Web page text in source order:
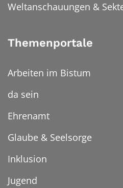
Weltanschauungen &
Themenportale
Arbeiten im Bistum
da sein
Ehrenamt
Glaube & Seelsorge
Inklusion
Jugend